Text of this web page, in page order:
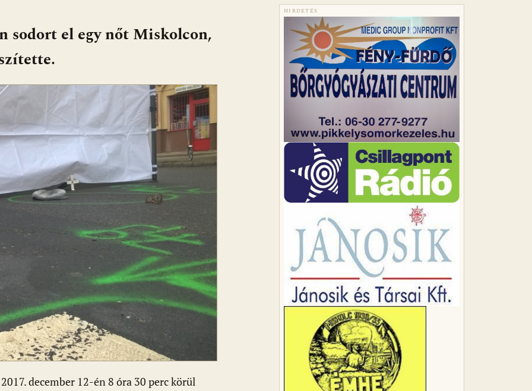
sodort el egy nőt Miskolcon,
december 12-én 8 óra 30 perc körül
HIRDETÉS